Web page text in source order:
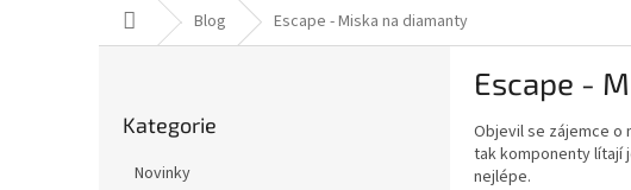
Domů Blog Escape - Miska na diamanty
kategorie
Kategorie
Novinky
Escape -
Objevil se zájemce o
tak komponenty lítají
nejlépe.